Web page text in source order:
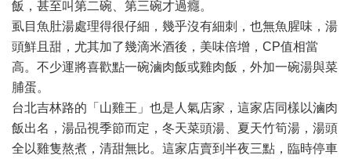
飯，甚至叫第二碗、第三碗才過癮。
虱目魚肚湯處理得很仔細，幾乎沒有細刺，也無魚腥味，湯
頭鮮且甜，尤其加了幾滴米酒後，美味倍增，CP值相當
高。不少運將喜歡點一碗滷肉飯或雞肉飯，外加一碗湯與菜
脯蛋。
台北吉林路的「山雞王」也是人氣店家，這家店同樣以滷肉
飯出名，湯品視季節而定，冬天菜頭湯、夏天竹筍湯，湯頭
全以雞隻熬煮，清甜無比。這家店賣到半夜三點，臨時停車